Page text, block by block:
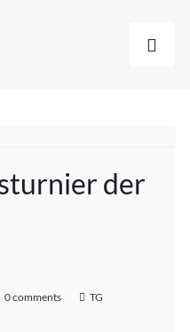
der
0 comments
TG